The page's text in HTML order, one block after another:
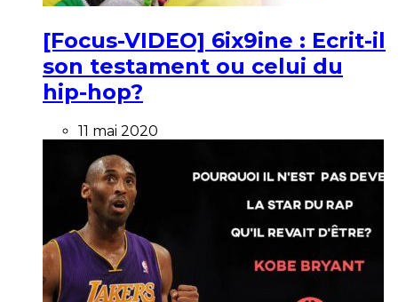
[Focus-VIDEO] 6ix9ine : Ecrit-il
son testament ou celui du
hip-hop?
11 mai 2020